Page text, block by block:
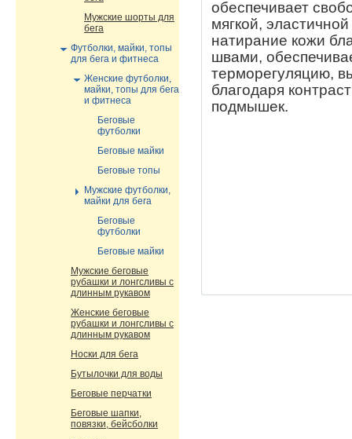
обеспечивает
мягкой,
натирание кожи
швами,
терморегуляцию,
благодаря
подмышек.
Мужские шорты для
бега
Футболки, майки, топы
для бега и фитнеса
Женские футболки,
майки, топы для бега
и фитнеса
Беговые
футболки
Беговые майки
Беговые топы
Мужские футболки,
майки для бега
Беговые
футболки
Беговые майки
Мужские беговые
рубашки и лонгсливы с
длинным рукавом
Женские беговые
рубашки и лонгсливы с
длинным рукавом
Носки для бега
Бутылочки для воды
Беговые перчатки
Беговые шапки,
повязки, бейсболки